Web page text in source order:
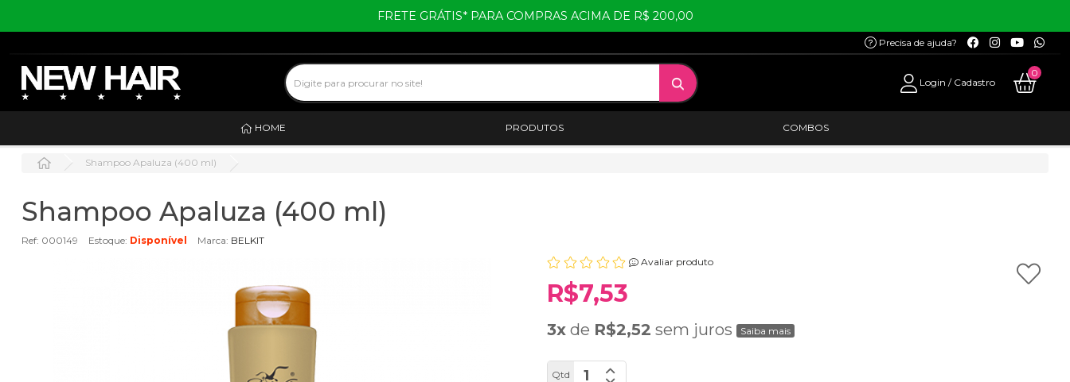
FRETE GRÁTIS* PARA COMPRAS ACIMA DE R$ 200,00
Precisa de ajuda?
Login / Cadastro
0
HOME PRODUTOS COMBOS
Shampoo Apaluza (400 ml)
Shampoo Apaluza (400 ml)
Ref: 000149 Estoque: Disponível Marca: BELKIT
Avaliar produto
R$7,53
3x de R$2,52 sem juros Saiba mais
Qtd